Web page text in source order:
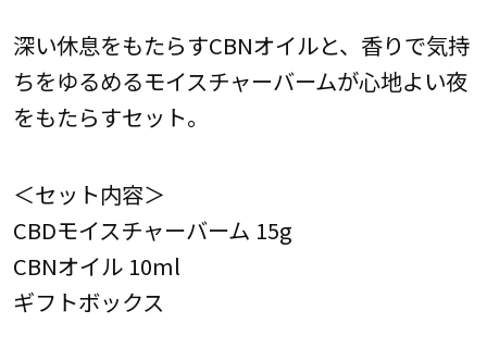
深い休息をもたらすCBNオイルと、香りで気持
ちをゆるめるモイスチャーバームが心地よい夜
をもたらすセット。
＜セット内容＞
CBDモイスチャーバーム 15g
CBNオイル 10ml
ギフトボックス